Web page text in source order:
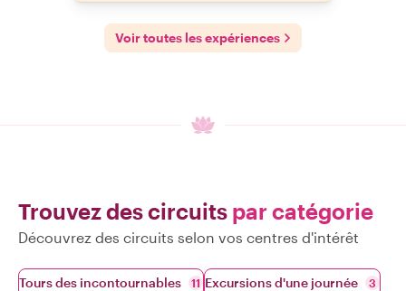
Voir toutes les expériences
Trouvez des circuits par catégorie
Découvrez des circuits selon vos centres d'intérêt
Tours des incontournables 11 Excursions d'une journée 3